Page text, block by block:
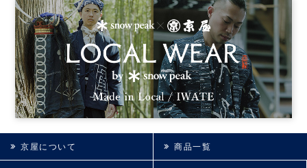
京屋について 商品一覧